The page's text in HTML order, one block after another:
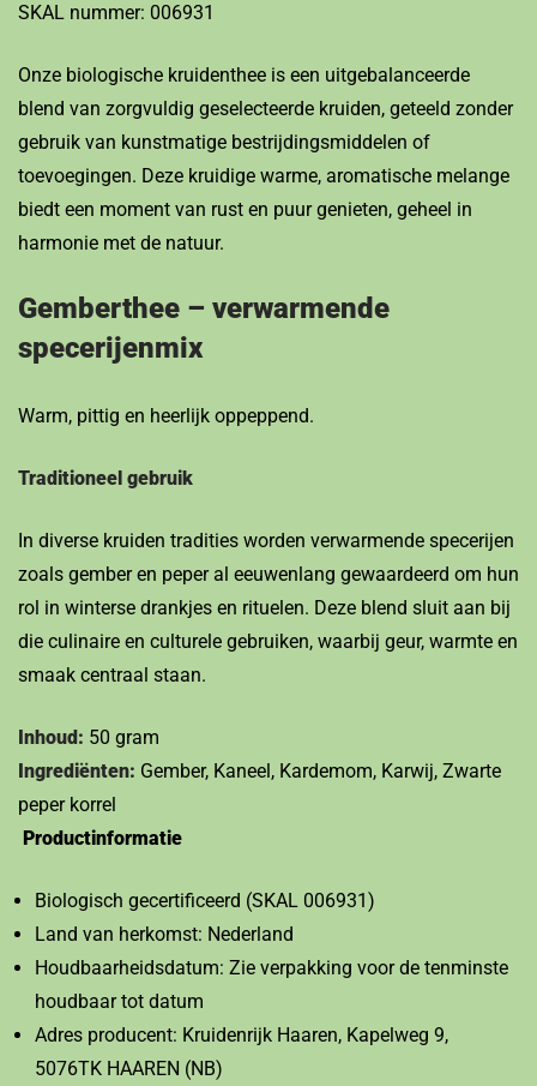
SKAL nummer: 006931
Onze biologische kruidenthee is een uitgebalanceerde
blend van zorgvuldig geselecteerde kruiden, geteeld zonder
gebruik van kunstmatige bestrijdingsmiddelen of
toevoegingen. Deze kruidige warme, aromatische melange
biedt een moment van rust en puur genieten, geheel in
harmonie met de natuur.
Gemberthee – verwarmende
specerijenmix
Warm, pittig en heerlijk oppeppend.
Traditioneel gebruik
In diverse kruiden tradities worden verwarmende specerijen
zoals gember en peper al eeuwenlang gewaardeerd om hun
rol in winterse drankjes en rituelen. Deze blend sluit aan bij
die culinaire en culturele gebruiken, waarbij geur, warmte en
smaak centraal staan.
Inhoud: 50 gram
Ingrediënten: Gember, Kaneel, Kardemom, Karwij, Zwarte
peper korrel
Productinformatie
Biologisch gecertificeerd (SKAL 006931)
Land van herkomst: Nederland
Houdbaarheidsdatum: Zie verpakking voor de tenminste
houdbaar tot datum
Adres producent: Kruidenrijk Haaren, Kapelweg 9,
5076TK HAAREN (NB)